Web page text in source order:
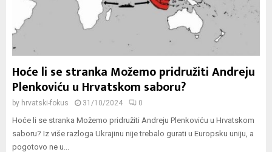
Hoće li se stranka Možemo pridružiti Andreju
Plenkoviću u Hrvatskom saboru?
by hrvatski-fokus 31/10/2024 0
Hoće li se stranka Možemo pridružiti Andreju Plenkoviću u Hrvatskom
saboru? Iz više razloga Ukrajinu nije trebalo gurati u Europsku uniju, a
pogotovo ne u...